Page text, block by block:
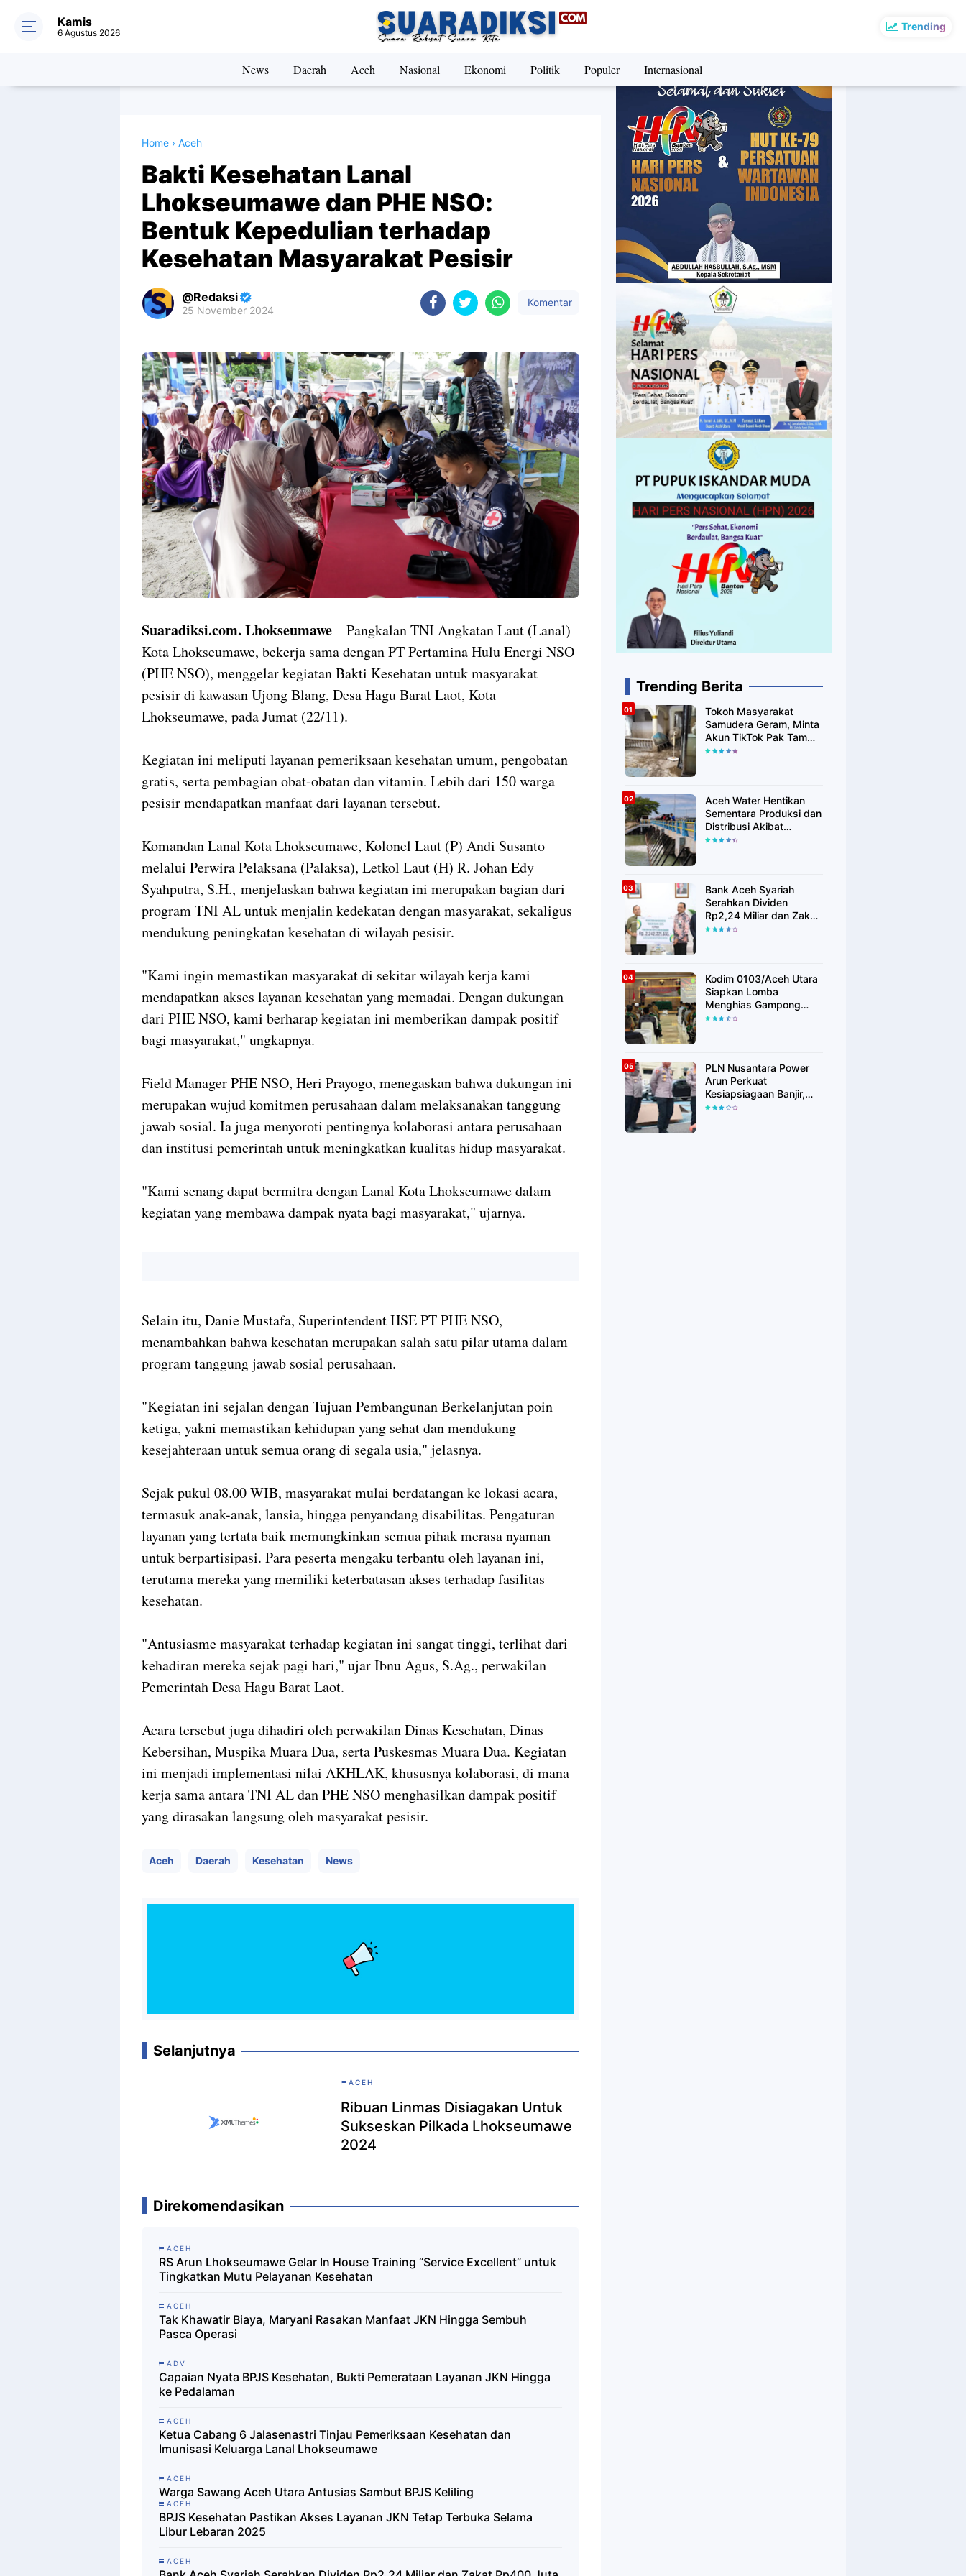
Trending
Kamis
6 Agustus 2026
News Daerah Aceh Nasional Ekonomi Politik Populer Internasional
Home › Aceh
Bakti Kesehatan Lanal
Lhokseumawe dan PHE NSO:
Bentuk Kepedulian terhadap
Kesehatan Masyarakat Pesisir
Redaksi
25 November 2024
Komentar
By
Raushan
Design
With
Shroff
Templates
Suaradiksi.com. Lhokseumawe– Pangkalan TNI Angkatan Laut (Lanal)
Kota Lhokseumawe, bekerja sama dengan PT Pertamina Hulu Energi NSO
(PHE NSO), menggelar kegiatan Bakti Kesehatan untuk masyarakat
pesisir di kawasan Ujong Blang, Desa Hagu Barat Laot, Kota
Lhokseumawe, pada Jumat (22/11).
Kegiatan ini meliputi layanan pemeriksaan kesehatan umum, pengobatan
gratis, serta pembagian obat-obatan dan vitamin. Lebih dari 150 warga
pesisir mendapatkan manfaat dari layanan tersebut.
Komandan Lanal Kota Lhokseumawe, Kolonel Laut (P) Andi Susanto
melalui Perwira Pelaksana (Palaksa), Letkol Laut (H) R. Johan Edy
Syahputra, S.H., menjelaskan bahwa kegiatan ini merupakan bagian dari
program TNI AL untuk menjalin kedekatan dengan masyarakat, sekaligus
mendukung peningkatan kesehatan di wilayah pesisir.
"Kami ingin memastikan masyarakat di sekitar wilayah kerja kami
mendapatkan akses layanan kesehatan yang memadai. Dengan dukungan
dari PHE NSO, kami berharap kegiatan ini memberikan dampak positif
bagi masyarakat," ungkapnya.
Field Manager PHE NSO, Heri Prayogo, menegaskan bahwa dukungan ini
merupakan wujud komitmen perusahaan dalam melaksanakan tanggung
jawab sosial. Ia juga menyoroti pentingnya kolaborasi antara perusahaan
dan institusi pemerintah untuk meningkatkan kualitas hidup masyarakat.
"Kami senang dapat bermitra dengan Lanal Kota Lhokseumawe dalam
kegiatan yang membawa dampak nyata bagi masyarakat," ujarnya.
Selain itu, Danie Mustafa, Superintendent HSE PT PHE NSO,
menambahkan bahwa kesehatan merupakan salah satu pilar utama dalam
program tanggung jawab sosial perusahaan.
"Kegiatan ini sejalan dengan Tujuan Pembangunan Berkelanjutan poin
ketiga, yakni memastikan kehidupan yang sehat dan mendukung
kesejahteraan untuk semua orang di segala usia," jelasnya.
Sejak pukul 08.00 WIB, masyarakat mulai berdatangan ke lokasi acara,
termasuk anak-anak, lansia, hingga penyandang disabilitas. Pengaturan
layanan yang tertata baik memungkinkan semua pihak merasa nyaman
untuk berpartisipasi. Para peserta mengaku terbantu oleh layanan ini,
terutama mereka yang memiliki keterbatasan akses terhadap fasilitas
kesehatan.
"Antusiasme masyarakat terhadap kegiatan ini sangat tinggi, terlihat dari
kehadiran mereka sejak pagi hari," ujar Ibnu Agus, S.Ag., perwakilan
Pemerintah Desa Hagu Barat Laot.
Acara tersebut juga dihadiri oleh perwakilan Dinas Kesehatan, Dinas
Kebersihan, Muspika Muara Dua, serta Puskesmas Muara Dua. Kegiatan
ini menjadi implementasi nilai AKHLAK, khususnya kolaborasi, di mana
kerja sama antara TNI AL dan PHE NSO menghasilkan dampak positif
yang dirasakan langsung oleh masyarakat pesisir.
Aceh Daerah Kesehatan News
Selanjutnya
ACEH
Ribuan Linmas Disiagakan Untuk
Sukseskan Pilkada Lhokseumawe
2024
Direkomendasikan
ACEH
RS Arun Lhokseumawe Gelar In House Training “Service Excellent” untuk
Tingkatkan Mutu Pelayanan Kesehatan
ACEH
Tak Khawatir Biaya, Maryani Rasakan Manfaat JKN Hingga Sembuh
Pasca Operasi
ADV
Capaian Nyata BPJS Kesehatan, Bukti Pemerataan Layanan JKN Hingga
ke Pedalaman
ACEH
Ketua Cabang 6 Jalasenastri Tinjau Pemeriksaan Kesehatan dan
Imunisasi Keluarga Lanal Lhokseumawe
ACEH
Warga Sawang Aceh Utara Antusias Sambut BPJS Keliling
ACEH
BPJS Kesehatan Pastikan Akses Layanan JKN Tetap Terbuka Selama
Libur Lebaran 2025
ACEH
Trending Berita
Tokoh Masyarakat
Samudera Geram, Minta
Akun TikTok Pak Tam
Tak Tebar Harapan
Aceh Water Hentikan
Sementara Produksi dan
Distribusi Akibat
Fenomena Alam yang
Bank Aceh Syariah
Serahkan Dividen
Rp2,24 Miliar dan Zakat
Rp400 Juta kepada
Kodim 0103/Aceh Utara
Siapkan Lomba
Menghias Gampong
Berhadiah Rp100 Juta,
PLN Nusantara Power
Arun Perkuat
Kesiapsiagaan Banjir,
Polres Lhokseumawe